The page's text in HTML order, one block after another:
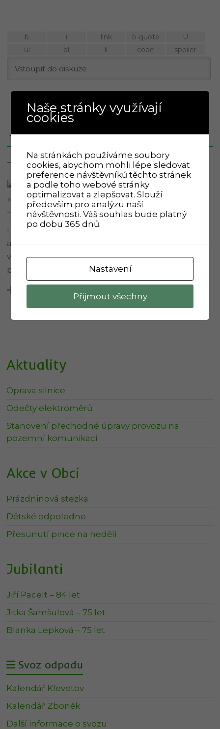
1
Nejstarší
Pavla Kubínová 2 let před
I já, jako občanka Zboňku, děkuji celému OV za
akce a i vše ostatní, co pro nás děláte ve svém
volném čase a takřka zdarma. Hodně sil a elánu
po celý rok 2024 vám přeji z celého srdce
Aktuality
Oprava silnice
Odečty elektroměrů
Stanovení přechodné úpravy provozu na
pozemní komunikaci
Akce v Obci
Prázdninová stezka
Dětské odpoledne
Přesunutí pince na neděli
Jubilanti
Jiří Pacelt – 84 let
Jitka Šamšulová – 75 let
Blanka Lepková – 75 let
Svoz odpadu
Kalendář Klevetov
Kalendář Zboněk
Další informace o svozu
Naše stránky využívají
cookies
Na stránkách používáme soubory
cookies, abychom mohli lépe sledovat
preference návštěvníků těchto stránek
a podle toho webové stránky
optimalizovat a zlepšovat. Slouží
především pro analýzu naší
návštěvnosti. Váš souhlas bude platný
po dobu 365 dnů.
Nastavení
Přijmout všechny